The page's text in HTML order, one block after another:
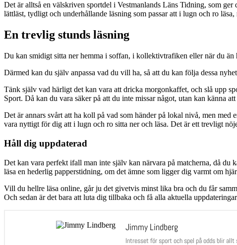
Det är alltså en välskriven sportdel i Vestmanlands Läns Tidning, som
lättläst, tydligt och underhållande läsning som passar att i lugn och ro läsa,
En trevlig stunds läsning
Du kan smidigt sitta ner hemma i soffan, i kollektivtrafiken eller när du än
Därmed kan du själv anpassa vad du vill ha, så att du kan följa dessa
Tänk själv vad härligt det kan vara att dricka morgonkaffet, och slå upp
Sport. Då kan du vara säker på att du inte missar något, utan kan känna
Det är annars svårt att ha koll på vad som händer på lokal nivå, men
vara nyttigt för dig att i lugn och ro sitta ner och läsa. Det är ett trevligt
Håll dig uppdaterad
Det kan vara perfekt ifall man inte själv kan närvara på matcherna, då du
läsa en hederlig papperstidning, om det ämne som ligger dig varmt om
Vill du hellre läsa online, går ju det givetvis minst lika bra och du får
Och sedan är det bara att luta dig tillbaka och få alla aktuella
Jimmy Lindberg
Intresset för sport och spel på odds blir